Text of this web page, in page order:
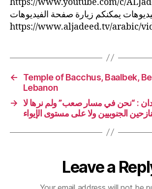
يمكنكم زيارة صفحة الفيديوهات:
https://www.aljadeed.tv/arabic/
←
Temple of Bacchus, Baalbek,
Lebanon
→ : “نحن في مسار صعب” ولم نرها لا
الجنوبيين ولا على مستوى الإيواء
Leave a